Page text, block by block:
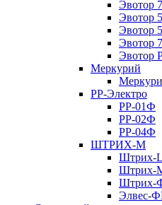
Эвотор
Эвотор 5
Эвотор
Эвотор
Эвотор
Меркурий
РР-Электро
РР-01Ф
РР-02Ф
РР-04Ф
ШТРИХ-М
Штрих-
Штрих-
Штрих-
Элвес-